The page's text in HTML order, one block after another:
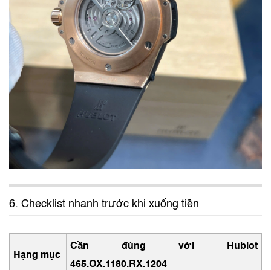
6. Checklist nhanh trước khi xuống tiền
Hạng mục
Cần đúng với Hublot
465.OX.1180.RX.1204